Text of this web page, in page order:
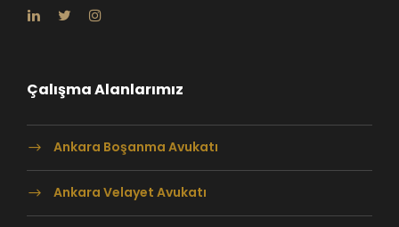
Çalışma Alanlarımız
Ankara Boşanma Avukatı
Ankara Velayet Avukatı